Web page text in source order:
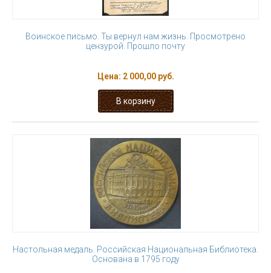
Воинское письмо. Ты вернул нам жизнь. Просмотрено
цензурой. Прошло почту
Цена: 2 000,00 руб.
Настольная медаль. Российская Национальная Библиотека.
Основана в 1795 году